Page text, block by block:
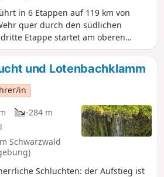
in 6 Etappen auf 119 km von
quer durch den südlichen
Etappe startet am oberen
und endet in Lenzkirch, wo
und eine
der Etappe 4 gibt. Alternativ
in Schluchsee und das
an, siehe entsprechende
des Schluchtensteigs wandern
Etappe 2 und 3 in der
Dann kann man die
aus angehen und zunächst
dieser Wanderung.
und Lotenbachklamm
in
-284 m
Schwarzwald
Schluchten: der Aufstieg ist